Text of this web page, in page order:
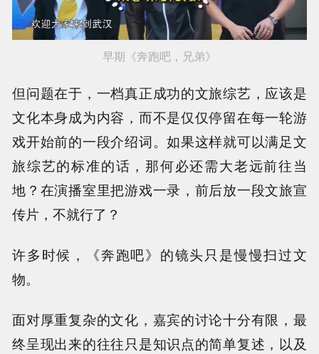
早期《奔跑吧，兄弟》
但问题在于，一档真正成功的文旅综艺，应该是
文化本身成为内容，而不是仅仅停留在每一轮游
戏开始前的一段介绍词。如果这样就可以满足文
旅综艺的标准的话，那何必还需大老远前往当
地？在演播室里把游戏一录，前后放一段文旅宣
传片，不就行了？
许多时候，《奔跑吧》的镜头只是慢慢扫过文
物。
面对厚重复杂的文化，嘉宾的讨论十分有限，最
终呈现出来的往往只是知识点的简单复述，以及